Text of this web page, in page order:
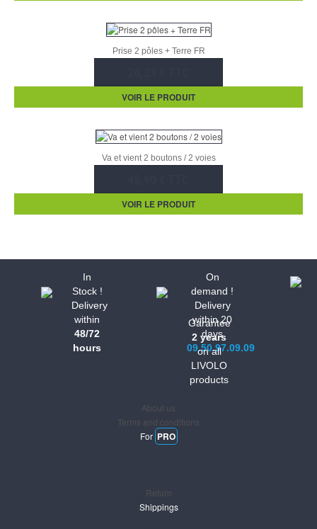
Prise 2 pôles + Terre FR
VOIR LE PRODUIT
Va et vient 2 boutons / 2 voies
VOIR LE PRODUIT
In
Stock !
Delivery
within
48/72
hours
On
demand !
Delivery
within 20
days
09.50.97.09.09
Garantee
2 years
on all
LIVOLO
products
About us
Terms and conditions
For PRO
Return
Shippings